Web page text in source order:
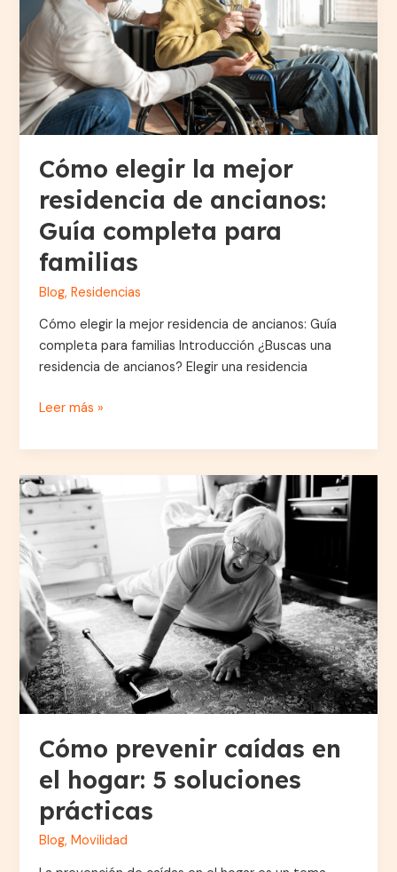
Cómo elegir la mejor
residencia de ancianos:
Guía completa para
familias
Blog,Residencias
Cómo elegir la mejor residencia de ancianos: Guía
completa para familias Introducción ¿Buscas una
residencia de ancianos? Elegir una residencia
de
ancianos:
Guía
completa
para
familias
Leer más »
Cómo prevenir caídas en
el hogar: 5 soluciones
prácticas
Blog,Movilidad
Cómo
prevenir
caídas
en
el
hogar:
5
soluciones
prácticas